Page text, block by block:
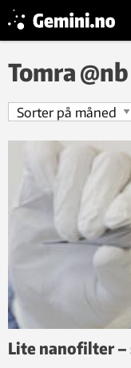
Tomra @nb
Lite nanofilter